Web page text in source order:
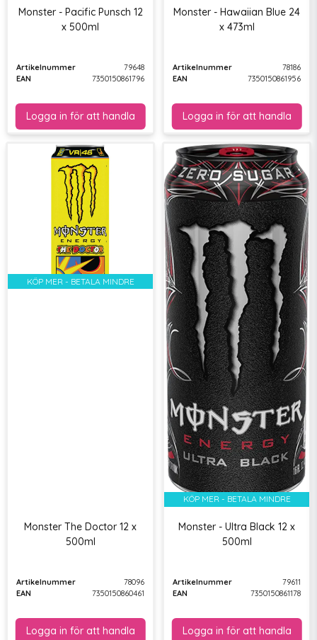
Monster - Pacific Punsch 12
x 500ml
Artikelnummer
79648
EAN
7350150861796
Monster - Hawaiian Blue 24
x 473ml
Artikelnummer
78186
EAN
7350150861956
KÖP MER - BETALA MINDRE
Monster The Doctor 12 x
500ml
Artikelnummer
78096
EAN
7350150860461
KÖP MER - BETALA MINDRE
Monster - Ultra Black 12 x
500ml
Artikelnummer
79611
EAN
7350150861178